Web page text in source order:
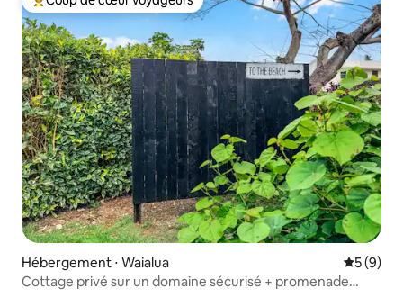
Coups de cœur voyageurs les plus appréciés
Hébergement ⋅ Waialua
5 (9)
Cottage privé sur un domaine sécurisé + promenade